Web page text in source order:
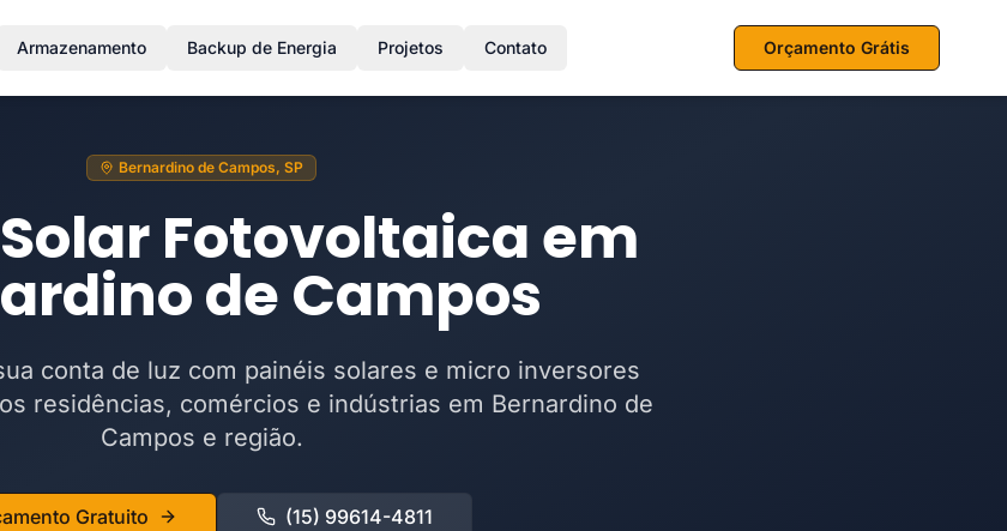
Armazenamento Backup de Energia Projetos Contato Orçamento Grátis
Bernardino de Campos, SP
Fotovoltaica em
de Campos
conta de luz com painéis solares e micro inversores
residências, comércios e indústrias em Bernardino de
Campos e região.
Gratuito (15) 99614-4811